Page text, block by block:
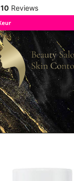
10 Reviews